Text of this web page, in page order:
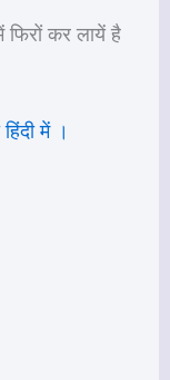
कर लायें है
में ।